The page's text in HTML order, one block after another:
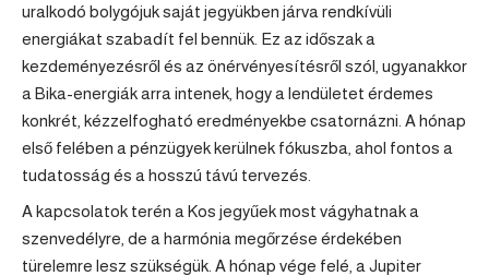
uralkodó bolygójuk saját jegyükben járva rendkívüli
energiákat szabadít fel bennük. Ez az időszak a
kezdeményezésről és az önérvényesítésről szól, ugyanakkor
a Bika-energiák arra intenek, hogy a lendületet érdemes
konkrét, kézzelfogható eredményekbe csatornázni. A hónap
első felében a pénzügyek kerülnek fókuszba, ahol fontos a
tudatosság és a hosszú távú tervezés.
A kapcsolatok terén a Kos jegyűek most vágyhatnak a
szenvedélyre, de a harmónia megőrzése érdekében
türelemre lesz szükségük. A hónap vége felé, a Jupiter